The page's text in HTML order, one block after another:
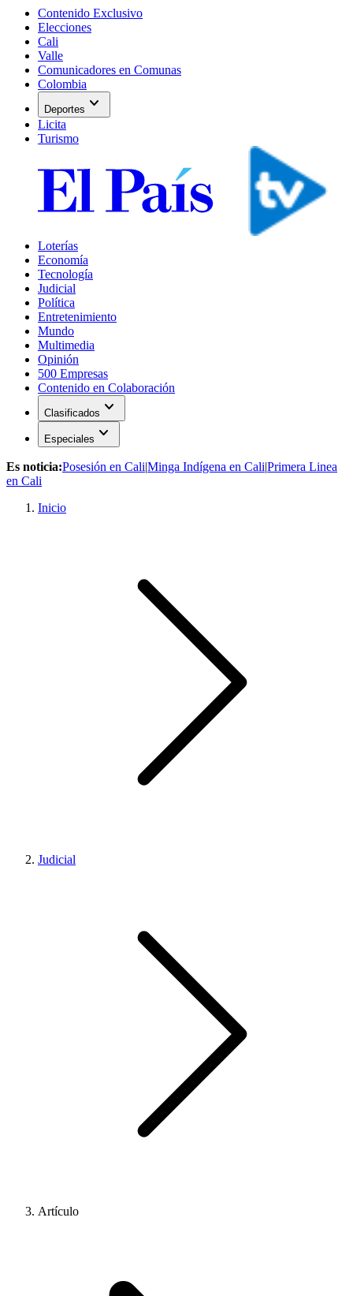
Contenido Exclusivo
Elecciones
Cali
Valle
Comunicadores en Comunas
Colombia
Deportes expand_more
Licita
Turismo
Loterías
Economía
Tecnología
Judicial
Política
Entretenimiento
Mundo
Multimedia
Opinión
500 Empresas
Contenido en Colaboración
Clasificados expand_more
Especiales expand_more
Es noticia:Posesión en Cali|Minga Indígena en Cali|Primera Linea
en Cali
Inicio
Judicial
Artículo